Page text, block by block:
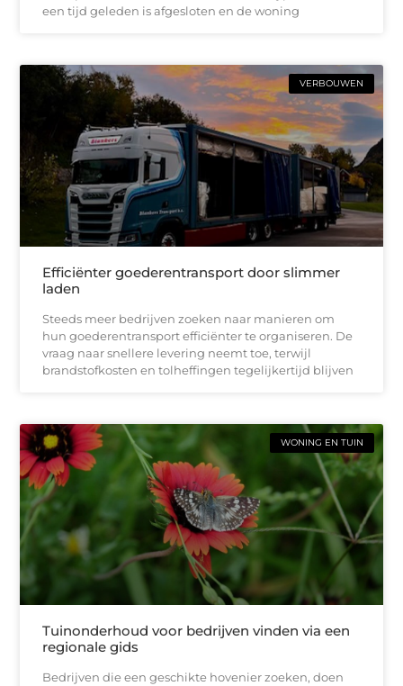
een tijd geleden is afgesloten en de woning
VERBOUWEN
Efficiënter goederentransport door slimmer
laden
Steeds meer bedrijven zoeken naar manieren om
hun goederentransport efficiënter te organiseren. De
vraag naar snellere levering neemt toe, terwijl
brandstofkosten en tolheffingen tegelijkertijd blijven
WONING EN TUIN
Tuinonderhoud voor bedrijven vinden via een
regionale gids
Bedrijven die een geschikte hovenier zoeken, doen